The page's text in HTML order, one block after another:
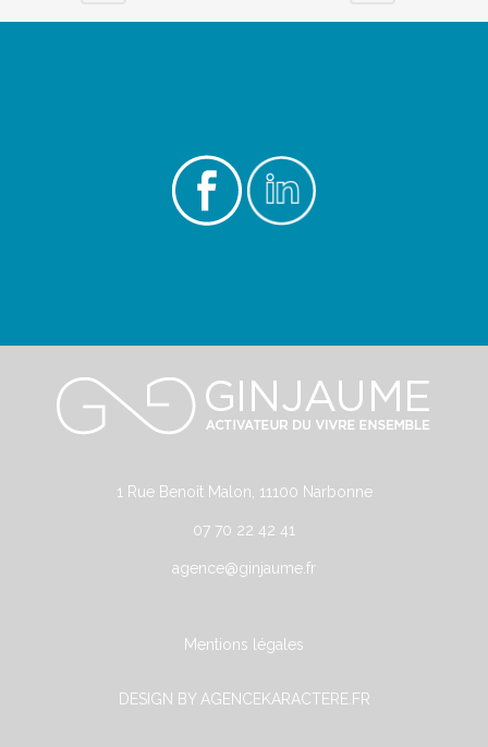
1 Rue Benoît Malon, 11100 Narbonne
07 70 22 42 41
agence@ginjaume.fr
Mentions légales
DESIGN BY AGENCEKARACTERE.FR